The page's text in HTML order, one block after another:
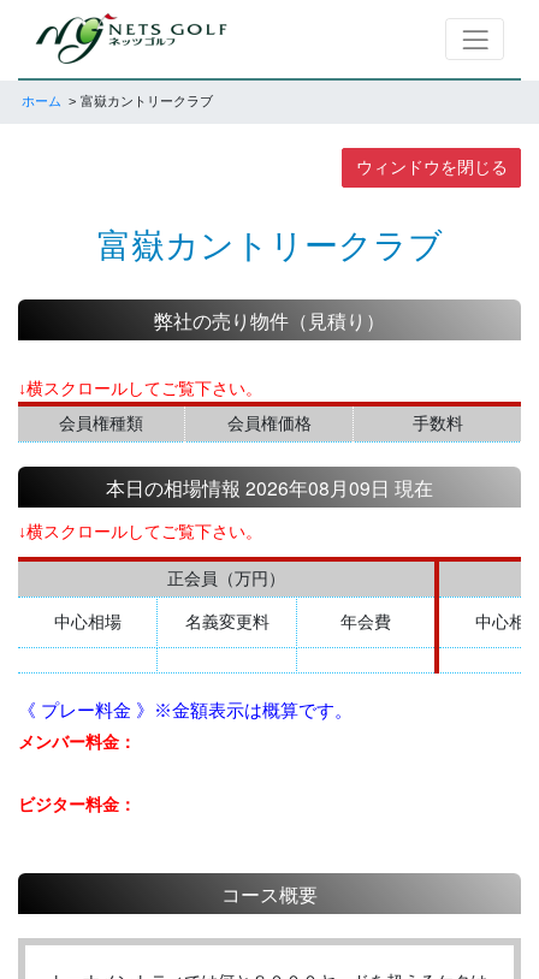
ホーム 富嶽カントリークラブ
ウィンドウを閉じる
富嶽カントリークラブ
弊社の売り物件（見積り）
↓横スクロールしてご覧下さい。
会員権種類
会員権価格 手数料
本日の相場情報 2026年08月09日 現在
↓横スクロールしてご覧下さい。
正会員（万円）
中心相場 名義変更料 年会費 中心相
《 プレー料金 》※金額表示は概算です。
メンバー料金：
ビジター料金：
コース概要